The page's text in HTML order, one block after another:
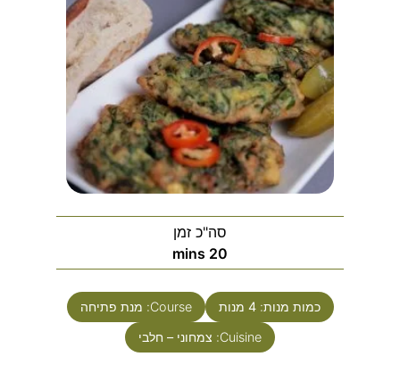
סה"כ זמן
20 דק'
mins
כמות מנות:4 מנות Course: מנת פתיחה
Cuisine: צמחוני – חלבי